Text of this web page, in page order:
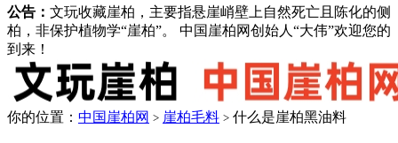
公告： 文玩收藏崖柏，主要指悬崖峭壁上自然死亡且陈化的侧
柏，非保护植物学“崖柏”。 中国崖柏网创始人“大伟”欢迎您的
到来！
你的位置： 中国崖柏网 > 崖柏毛料 > 什么是崖柏黑油料